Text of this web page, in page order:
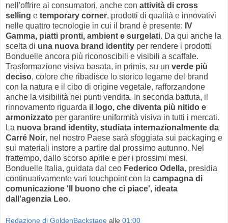
nell'offrire ai consumatori, anche con attività di cross
selling e temporary corner, prodotti di qualità e innovativi
nelle quattro tecnologie in cui il brand è presente: IV
Gamma, piatti pronti, ambient e surgelati. Da qui anche la
scelta di una nuova brand identity per rendere i prodotti
Bonduelle ancora più riconoscibili e visibili a scaffale.
Trasformazione visiva basata, in primis, su un verde più
deciso, colore che ribadisce lo storico legame del brand
con la natura e il cibo di origine vegetale, rafforzandone
anche la visibilità nei punti vendita. In seconda battuta, il
rinnovamento riguarda il logo, che diventa più nitido e
armonizzato per garantire uniformità visiva in tutti i mercati.
La nuova brand identity, studiata internazionalmente da
Carré Noir, nel nostro Paese sarà sfoggiata sui packaging e
sui materiali instore a partire dal prossimo autunno. Nel
frattempo, dallo scorso aprile e per i prossimi mesi,
Bonduelle Italia, guidata dal ceo Federico Odella, presidia
continuativamente vari touchpoint con la campagna di
comunicazione 'Il buono che ci piace', ideata
dall'agenzia Leo.
Redazione di GoldenBackstage alle 01:00